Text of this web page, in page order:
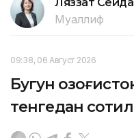
Муаллиф
09:38, 06 Август 2026
Бугун
тенгедан